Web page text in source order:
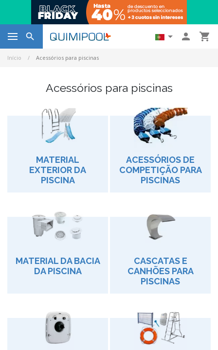
   
Início Acessórios para piscinas
Acessórios para piscinas
MATERIAL
EXTERIOR DA
PISCINA
ACESSÓRIOS DE
COMPETIÇÃO PARA
PISCINAS
MATERIAL DA BACIA
DA PISCINA
CASCATAS E
CANHÕES PARA
PISCINAS